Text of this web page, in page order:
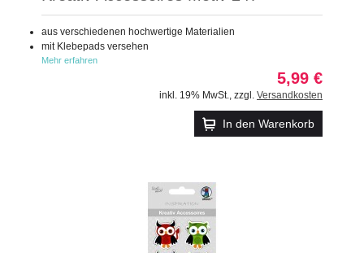
aus verschiedenen hochwertige Materialien
mit Klebepads versehen
Mehr erfahren
5,99 €
inkl. 19% MwSt. zzgl. Versandkosten
In den Warenkorb